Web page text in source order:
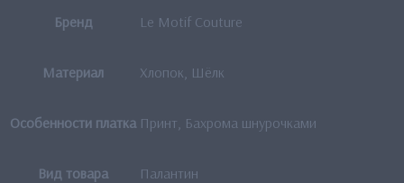
Бренд
Le Motif Couture
Материал Хлопок, Шёлк
Особенности платка Принт, Бахрома шнурочками
Вид товара Палантин